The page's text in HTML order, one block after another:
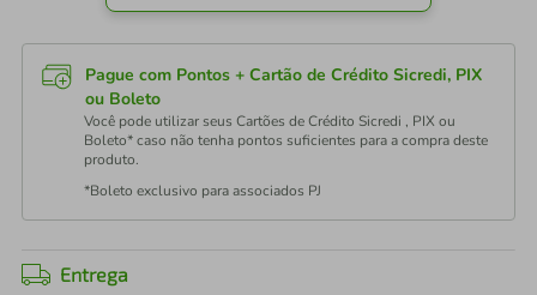
Pague com Pontos + Cartão de Crédito Sicredi, PIX
ou Boleto
Você pode utilizar seus Cartões de Crédito Sicredi , PIX ou
Boleto* caso não tenha pontos suficientes para a compra deste
produto.
*Boleto exclusivo para associados PJ
Entrega